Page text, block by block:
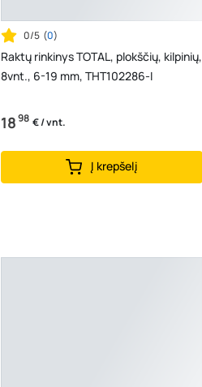
0/5 (0)
Raktų rinkinys TOTAL, plokščių, kilpinių,
8vnt., 6-19 mm, THT102286-I
1898 € / vnt.
Į krepšelį